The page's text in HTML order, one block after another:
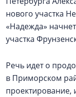
нового участка
«Надежда»
участка
Речь идет о
в Приморском
проектирование,